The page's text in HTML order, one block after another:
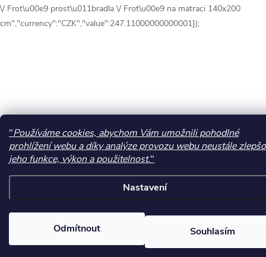
"Používáme cookies, abychom Vám umožnili pohodlné
prohlížení webu a díky analýze provozu webu neustále
jeho funkce, výkon a použitelnost."
Nastavení
Odmítnout Souhlasím
\/ Frot\u00e9 prost\u011bradla \/ Frot\u00e9 na matraci 140x200
cm","currency":"CZK","value":247.11000000000001});